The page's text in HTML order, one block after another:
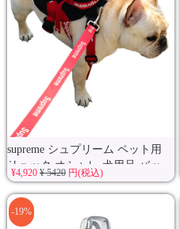
supreme シュプリーム ペット用
リュック オシャレ 犬用品 バッ...
¥4,920 ¥ 5420円(税込)
-19%